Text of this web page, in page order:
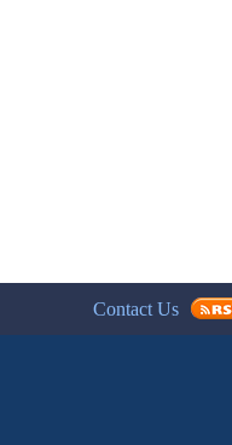
Contact Us